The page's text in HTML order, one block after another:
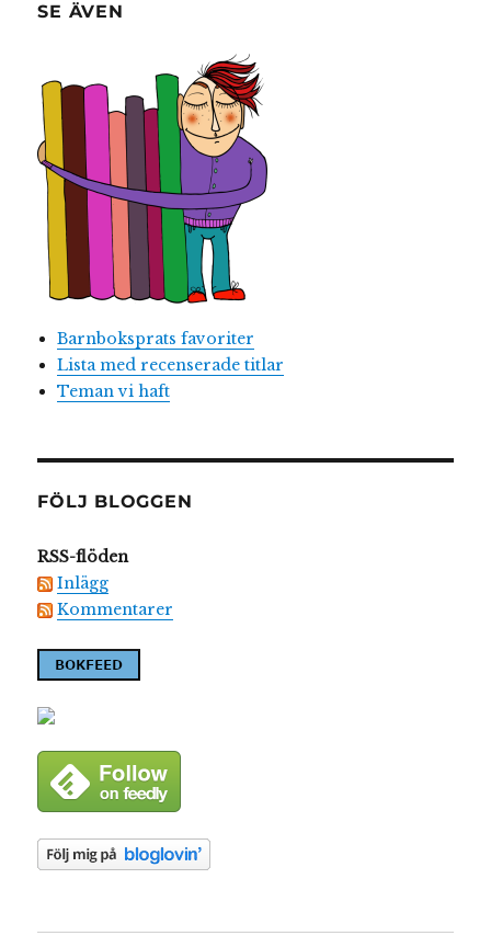
SE ÄVEN
Barnboksprats favoriter
Lista med recenserade titlar
Teman vi haft
FÖLJ BLOGGEN
RSS-flöden
Inlägg
Kommentarer